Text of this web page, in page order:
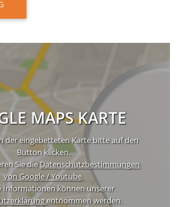
MAPS KARTE
der eingebetteten Karte bitte auf den
Button klicken.
Sie dieDatenschutzbestimmungen
von Google / Youtube.
Informationen können unserer
entnommen werden.